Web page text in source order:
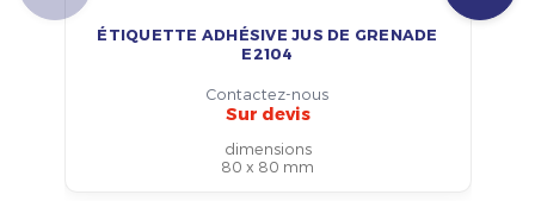
ÉTIQUETTE ADHÉSIVE JUS DE GRENADE
E2104
Contactez-nous
Sur devis
dimensions
80 x 80 mm